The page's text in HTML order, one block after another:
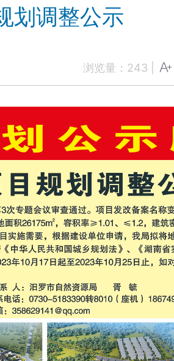
划调整公示
浏览量： 243